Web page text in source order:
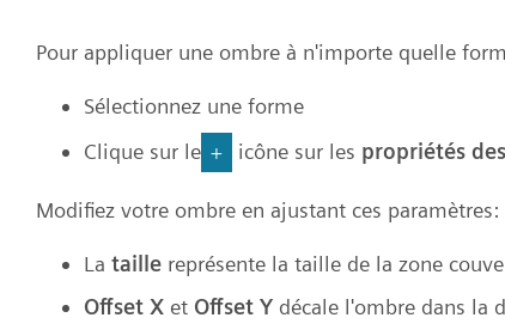
Pour appliquer une ombre à n'importe quelle
Sélectionnez une forme
Clique sur le + icône sur les propriétés
Modifiez votre ombre en ajustant ces paramètres:
La taille représente la taille de la zone
Offset X et Offset Y décale l'ombre dans la